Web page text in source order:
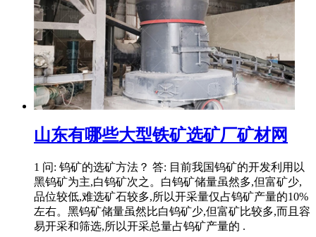
山东有哪些大型铁矿选矿厂矿材网
1 问: 钨矿的选矿方法？ 答: 目前我国钨矿的开发利用以
黑钨矿为主,白钨矿次之。白钨矿储量虽然多,但富矿少,
品位较低,难选矿石较多,所以开采量仅占钨矿产量的10%
左右。黑钨矿储量虽然比白钨矿少,但富矿比较多,而且容
易开采和筛选,所以开采总量占钨矿产量的 .